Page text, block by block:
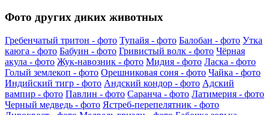
Фото других диких животных
Гребенчатый тритон - фото Тупайя - фото Балобан - фото Утка
каюга - фото Бабуин - фото Гривистый волк - фото Чёрная
акула - фото Жук-навозник - фото Мидия - фото Ласка - фото
Голый землекоп - фото Орешниковая соня - фото Чайка - фото
Индийский тигр - фото Андский кондор - фото Адский
вампир - фото Павлин - фото Саранча - фото Латимерия - фото
Черный медведь - фото Ястреб-перепелятник - фото